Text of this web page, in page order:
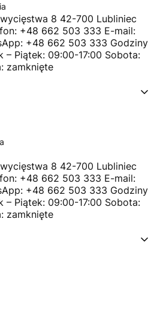
8 42-700 Lubliniec
+48 662 503 333 E-mail:
+48 662 503 333 Godziny
– Piątek: 09:00-17:00 Sobota:
zamknięte
8 42-700 Lubliniec
+48 662 503 333 E-mail:
+48 662 503 333 Godziny
– Piątek: 09:00-17:00 Sobota:
zamknięte